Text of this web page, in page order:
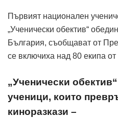
Първият национален
„Ученически обектив“
България, съобщават от
се включиха над 80 екипа
„Ученически
ученици, които
киноразкази –